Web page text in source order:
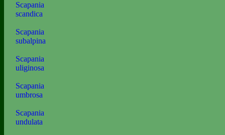
Scapania
scandica
Scapania
subalpina
Scapania
uliginosa
Scapania
umbrosa
Scapania
undulata